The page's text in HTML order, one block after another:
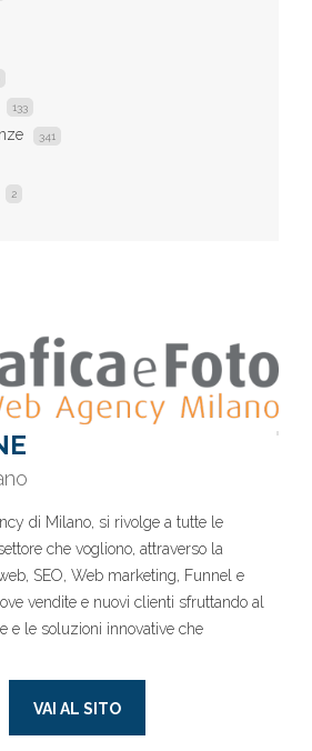
133
341
2
di Milano, si rivolge a tutte le
che vogliono, attraverso la
SEO, Web marketing, Funnel e
vendite e nuovi clienti sfruttando al
e le soluzioni innovative che
VAI AL SITO